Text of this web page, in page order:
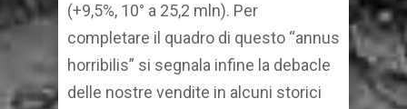
(+9,5%, 10° a 25,2 mln). Per
completare il quadro di questo “annus
horribilis” si segnala infine la debacle
delle nostre vendite in alcuni storici